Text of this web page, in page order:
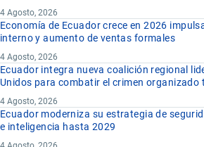
4 Agosto, 2026
Economía de Ecuador crece en 2026
interno y aumento de ventas formales
4 Agosto, 2026
Ecuador integra nueva coalición regional
Unidos para combatir el crimen organizado
4 Agosto, 2026
Ecuador moderniza su estrategia de
e inteligencia hasta 2029